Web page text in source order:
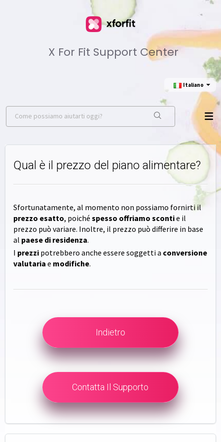
X For Fit Support Center
Italiano
Qual è il prezzo del piano alimentare?
Sfortunatamente, al momento non possiamo fornirti il
prezzo esatto, poiché spesso offriamo scontie il
prezzo può variare. Inoltre, il prezzo può differire in base
al paese di residenza.
I prezzi potrebbero anche essere soggetti a conversione
valutaria e modifiche.
Indietro
Contatta Il Supporto